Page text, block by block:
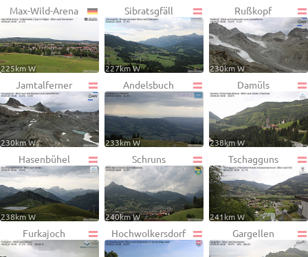
Max-Wild-Arena
225km W
Sibratsgfäll
227km W
Rußkopf
230km W
Jamtalferner
230km W
Andelsbuch
233km W
Damüls
238km W
Hasenbühel
238km W
Schruns
240km W
Tschagguns
241km W
Furkajoch Hochwolkersdorf Gargellen